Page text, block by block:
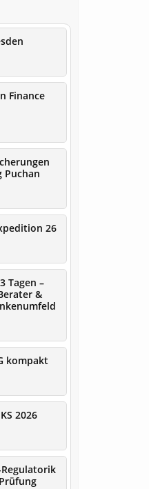
Finance
Puchan
26
Tagen –
&
kompakt
2026
Regulatorik